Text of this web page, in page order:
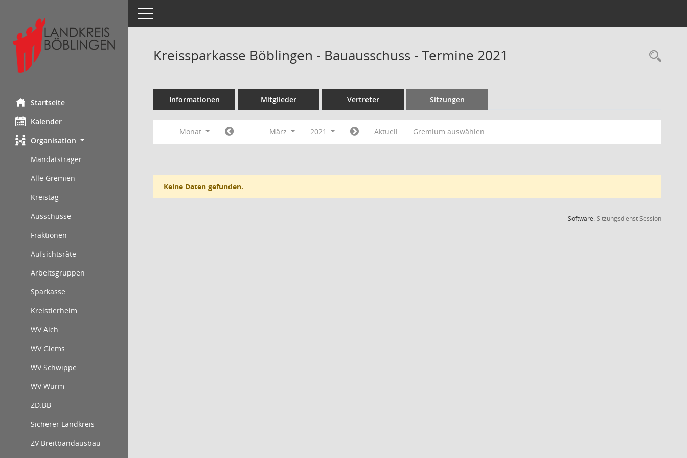
Startseite
Kalender
Organisation
Mandatsträger
Alle Gremien
Kreistag
Ausschüsse
Fraktionen
Aufsichtsräte
Arbeitsgruppen
Sparkasse
Kreistierheim
WV Aich
WV Glems
WV Schwippe
WV Würm
ZD.BB
Sicherer Landkreis
ZV Breitbandausbau
Toggle navigation
Kreissparkasse Böblingen - Bauausschuss - Termine 2021
Informationen Mitglieder Vertreter Sitzungen
Monat März 2021 Aktuell Gremium auswählen
Keine Daten gefunden.
Software:SitzungsdienstSession(Wird in